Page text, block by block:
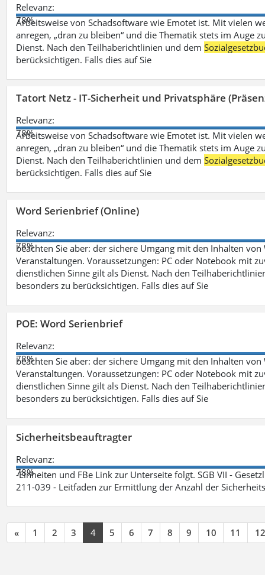
Relevanz:
78%
Arbeitsweise von Schadsoftware wie Emotet ist. Mit vielen
anregen, „dran zu bleiben“ und die Thematik stets im
Dienst. Nach den Teilhaberichtlinien und dem
berücksichtigen. Falls dies auf Sie
Tatort Netz - IT-Sicherheit und Privatsphäre
Relevanz:
78%
Arbeitsweise von Schadsoftware wie Emotet ist. Mit vielen
anregen, „dran zu bleiben“ und die Thematik stets im
Dienst. Nach den Teilhaberichtlinien und dem
berücksichtigen. Falls dies auf Sie
Word Serienbrief (Online)
Relevanz:
78%
beachten Sie aber: der sichere Umgang mit den Inhalten
Veranstaltungen. Voraussetzungen: PC oder Notebook mit
dienstlichen Sinne gilt als Dienst. Nach den
besonders zu berücksichtigen. Falls dies auf Sie
POE: Word Serienbrief
Relevanz:
78%
beachten Sie aber: der sichere Umgang mit den Inhalten
Veranstaltungen. Voraussetzungen: PC oder Notebook mit
dienstlichen Sinne gilt als Dienst. Nach den
besonders zu berücksichtigen. Falls dies auf Sie
Sicherheitsbeauftragter
Relevanz:
78%
-Einheiten und FBe Link zur Unterseite folgt. SGB VII -
211-039 - Leitfaden zur Ermittlung der Anzahl der
« 1 2 3 4 5 6 7 8 9 10 11 12